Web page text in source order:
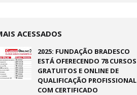
ACESSADOS
2025: FUNDAÇÃO BRADESCO
ESTÁ OFERECENDO 78 CURSOS
GRATUITOS E ONLINE DE
QUALIFICAÇÃO PROFISSIONAL
COM CERTIFICADO